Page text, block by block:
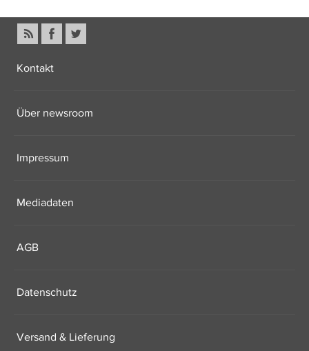
Kontakt
Über newsroom
Impressum
Mediadaten
AGB
Datenschutz
Versand & Lieferung